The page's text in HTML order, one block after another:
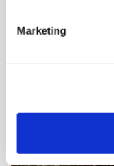
Marketing
Snart kan man